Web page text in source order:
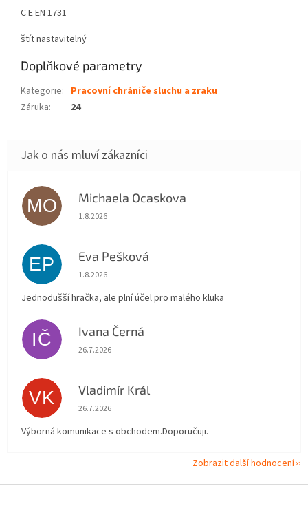
C E EN 1731
štít nastavitelný
Doplňkové parametry
Kategorie: Pracovní chrániče sluchu a zraku
Záruka: 24
MO Michaela Ocaskova
Hodnocení obchodu je 5 z 5 hvězdiček.
1.8.2026
EP Eva Pešková
Hodnocení obchodu je 5 z 5 hvězdiček.
1.8.2026
Jednodušší hračka, ale plní účel pro malého kluka
IČ Ivana Černá
Hodnocení obchodu je 5 z 5 hvězdiček.
26.7.2026
VK Vladimír Král
Hodnocení obchodu je 5 z 5 hvězdiček.
26.7.2026
Výborná komunikace s obchodem.Doporučuji.
Zobrazit další hodnocení